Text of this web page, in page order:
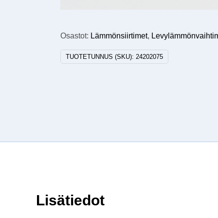
Osastot: Lämmönsiirtimet,
TUOTETUNNUS (SKU):24202075
Lisätiedot